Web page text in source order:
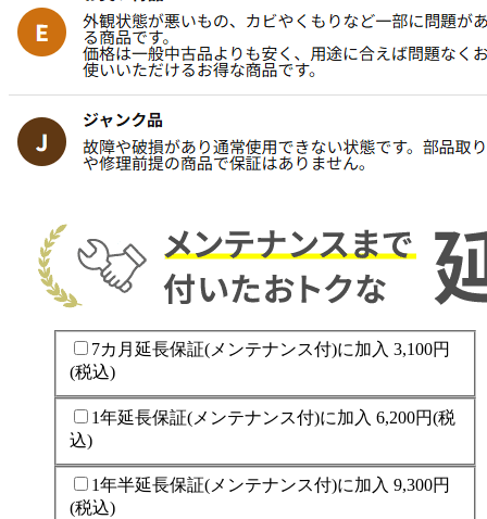
7カ月延長保証(メンテナンス付)に加入 3,100円
(税込)
1年延長保証(メンテナンス付)に加入 6,200円(税
込)
1年半延長保証(メンテナンス付)に加入 9,300円
(税込)